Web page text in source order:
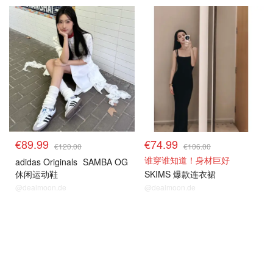
€89.99 €120.00
adidas Originals SAMBA OG
休闲运动鞋
@dealmoon.de
€74.99 €106.00
谁穿谁知道！身材巨好
SKIMS 爆款连衣裙
@dealmoon.de